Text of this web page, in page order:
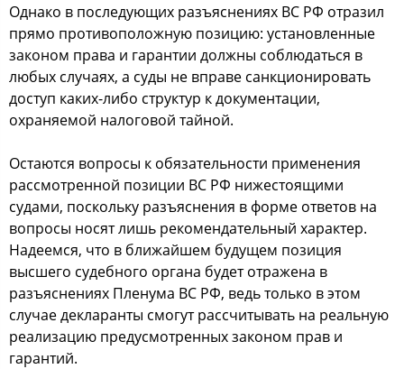
Однако в последующих разъяснениях ВС РФ отразил
прямо противоположную позицию: установленные
законом права и гарантии должны соблюдаться в
любых случаях, а суды не вправе санкционировать
доступ каких-либо структур к документации,
охраняемой налоговой тайной.
Остаются вопросы к обязательности применения
рассмотренной позиции ВС РФ нижестоящими
судами, поскольку разъяснения в форме ответов на
вопросы носят лишь рекомендательный характер.
Надеемся, что в ближайшем будущем позиция
высшего судебного органа будет отражена в
разъяснениях Пленума ВС РФ, ведь только в этом
случае декларанты смогут рассчитывать на реальную
реализацию предусмотренных законом прав и
гарантий.